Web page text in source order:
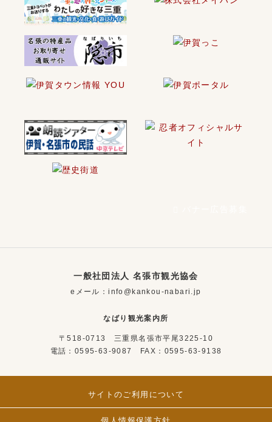
一般社団法人 名張市観光協会
eメール：info@kankou-nabari.jp
なばり観光案内所
〒518-0713 三重県名張市平尾3225-10
電話：0595-63-9087 FAX：0595-63-9138
サイトのご利用について